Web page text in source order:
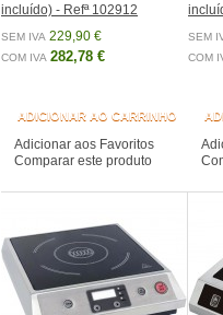
incluído) - Refª 102912
SEM IVA 229,90 €
COM IVA 282,78 €
ADICIONAR AO CARRINHO
Adicionar aos Favoritos
Comparar este produto
SEM
COM